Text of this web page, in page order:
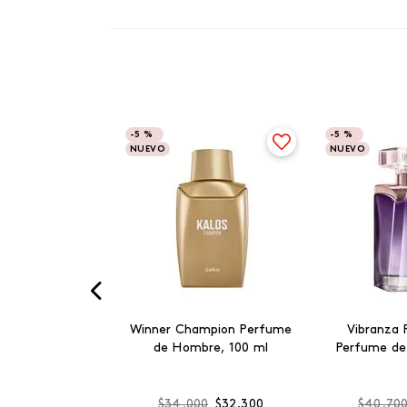
-5 %
NUEVO
Winner Champion Perfume
de Hombre, 100 ml
-5 %
NUEVO
Vibranza
Perfume